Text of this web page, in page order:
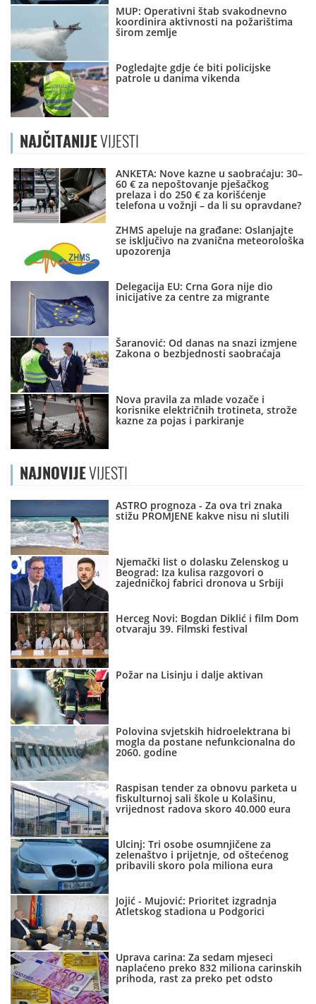
MUP: Operativni štab svakodnevno
koordinira aktivnosti na požarištima
širom zemlje
Pogledajte gdje će biti policijske
patrole u danima vikenda
NAJČITANIJEVIJESTI
ANKETA: Nove kazne u saobraćaju: 30–
60 € za nepoštovanje pješačkog
prelaza i do 250 € za korišćenje
telefona u vožnji – da li su opravdane?
ZHMS apeluje na građane: Oslanjajte
se isključivo na zvanična meteorološka
upozorenja
Delegacija EU: Crna Gora nije dio
inicijative za centre za migrante
Šaranović: Od danas na snazi izmjene
Zakona o bezbjednosti saobraćaja
Nova pravila za mlade vozače i
korisnike električnih trotineta, strože
kazne za pojas i parkiranje
NAJNOVIJEVIJESTI
ASTRO prognoza - Za ova tri znaka
stižu PROMJENE kakve nisu ni slutili
Njemački list o dolasku Zelenskog u
Beograd: Iza kulisa razgovori o
zajedničkoj fabrici dronova u Srbiji
Herceg Novi: Bogdan Diklić i film Dom
otvaraju 39. Filmski festival
Požar na Lisinju i dalje aktivan
Polovina svjetskih hidroelektrana bi
mogla da postane nefunkcionalna do
2060. godine
Raspisan tender za obnovu parketa u
fiskulturnoj sali škole u Kolašinu,
vrijednost radova skoro 40.000 eura
Ulcinj: Tri osobe osumnjičene za
zelenaštvo i prijetnje, od oštećenog
pribavili skoro pola miliona eura
Jojić - Mujović: Prioritet izgradnja
Atletskog stadiona u Podgorici
Uprava carina: Za sedam mjeseci
naplaćeno preko 832 miliona carinskih
prihoda, rast za preko pet odsto